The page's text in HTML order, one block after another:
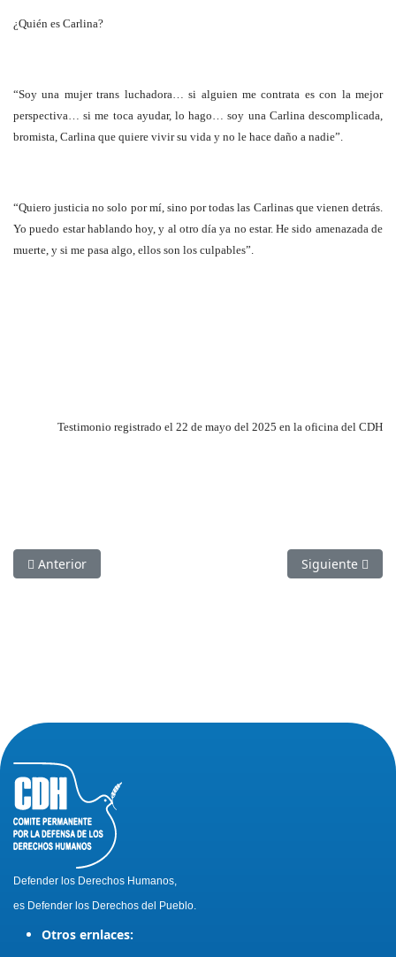
¿Quién es Carlina?
“Soy una mujer trans luchadora… si alguien me contrata es con la mejor
perspectiva… si me toca ayudar, lo hago… soy una Carlina descomplicada,
bromista, Carlina que quiere vivir su vida y no le hace daño a nadie”.
“Quiero justicia no solo por mí, sino por todas las Carlinas que vienen detrás.
Yo puedo estar hablando hoy, y al otro día ya no estar. He sido amenazada de
muerte, y si me pasa algo, ellos son los culpables”.
Testimonio registrado el 22 de mayo del 2025 en la oficina del CDH
Artículo anterior: Detenciones arbitrarias por racismo
Anterior Artículo
Siguiente
Defender los Derechos Humanos,
es Defender los Derechos del Pueblo.
Otros ernlaces: